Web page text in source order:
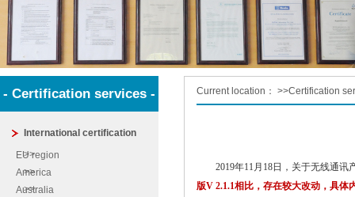
- Certification services -
International certification
EU region
America
Australia
Current location： >>Certification
2019年11月18日，关于无线通讯
版V 2.1.1相比，存在较大改动，具体